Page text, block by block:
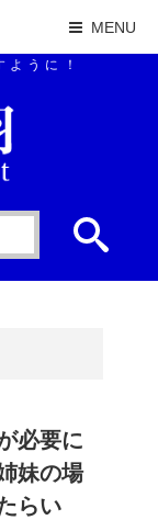
MENU
ように！
必要に
妹の場
らい